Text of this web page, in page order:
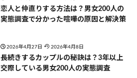
恋人と仲直りする方法は？男女200人の
実態調査で分かった喧嘩の原因と解決策
2026年4月27日 2026年4月8日
長続きするカップルの秘訣は？3年以上
交際している男女200人の実態調査